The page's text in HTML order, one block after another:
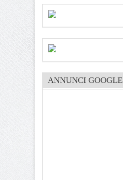
ANNUNCI GOOGLE